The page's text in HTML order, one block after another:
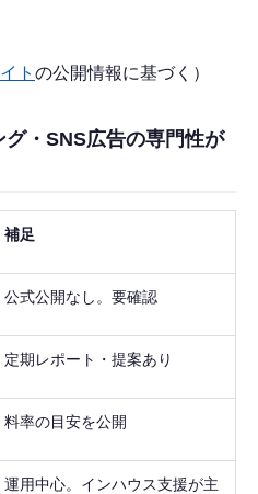
ト の公開情報に基づく）
・SNS広告の専門性が
補足
公式公開なし。要確認
定期レポート・提案あり
料率の目安を公開
運用中心。インハウス支援が主